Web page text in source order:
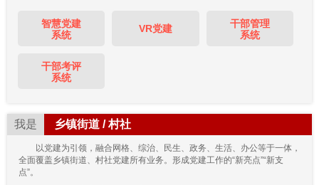
智慧党建
系统
VR党建
干部管理
系统
干部考评
系统
我是 乡镇街道 / 村社
以党建为引领，融合网格、综治、民生、政务、生活、办公等于一体，
全面覆盖乡镇街道、村社党建所有业务。形成党建工作的“新亮点”“新支
点”。